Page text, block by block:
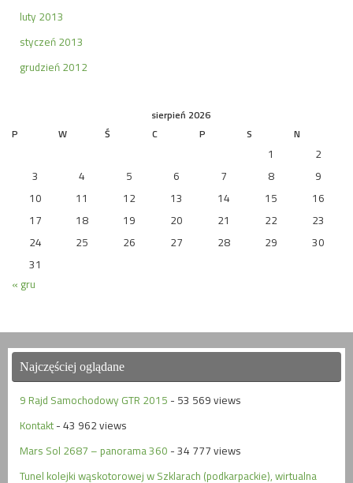
luty 2013
styczeń 2013
grudzień 2012
sierpień 2026
P
W Ś C P S N
1
2
3
4 5 6 7 8
9
10
11 12 13 14 15
16
17
18 19 20 21 22
23
24
25 26 27 28 29
30
31
« gru
Najczęściej oglądane
9 Rajd Samochodowy GTR 2015 - 53 569 views
Kontakt - 43 962 views
Mars Sol 2687 – panorama 360 - 34 777 views
Tunel kolejki wąskotorowej w Szklarach (podkarpackie), wirtualna